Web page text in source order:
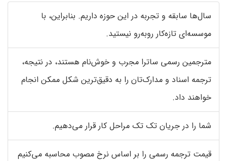
سال‌ها سابقه و تجربه در این حوزه داریم. بنابراین، با
موسسه‌ای تازه‌کار روبه‌رو نیستید.
مترجمین رسمی ساترا مجرب و خوش‌نام هستند، در نتیجه،
ترجمه اسناد و مدارک‌تان را به دقیق‌ترین شکل ممکن انجام
خواهند داد.
شما را در جریان تک تک مراحل کار قرار می‌دهیم.
قیمت ترجمه رسمی را بر اساس نرخ مصوب محاسبه می‌کنیم